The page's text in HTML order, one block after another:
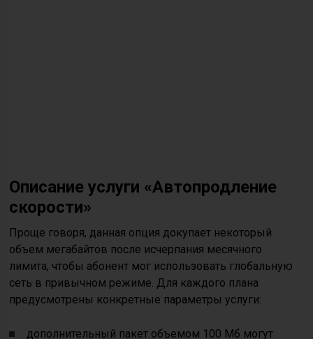
Описание услуги «Автопродление
скорости»
Проще говоря, данная опция докупает некоторый
объем мегабайтов после исчерпания месячного
лимита, чтобы абонент мог использовать глобальную
сеть в привычном режиме. Для каждого плана
предусмотрены конкретные параметры услуги:
дополнительный пакет объемом 100 Мб могут